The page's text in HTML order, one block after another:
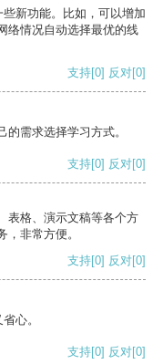
新功能。比如，可以增加
络情况自动选择最优的线
支持[0] 反对[0]
需求选择学习方式。
支持[0] 反对[0]
表格、演示文稿等各个方
非常方便。
支持[0] 反对[0]
心。
支持[0] 反对[0]